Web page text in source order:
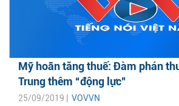
Mỹ hoãn tăng thuế: Đàm phán
Trung thêm “động lực”
25/09/2019 | VOVVN